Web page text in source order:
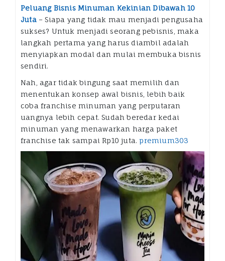
Peluang Bisnis Minuman Kekinian Dibawah 10
Juta– Siapa yang tidak mau menjadi pengusaha
sukses? Untuk menjadi seorang pebisnis, maka
langkah pertama yang harus diambil adalah
menyiapkan modal dan mulai membuka bisnis
sendiri.
Nah, agar tidak bingung saat memilih dan
menentukan konsep awal bisnis, lebih baik
coba franchise minuman yang perputaran
uangnya lebih cepat. Sudah beredar kedai
minuman yang menawarkan harga paket
franchise tak sampai Rp10 juta.premium303